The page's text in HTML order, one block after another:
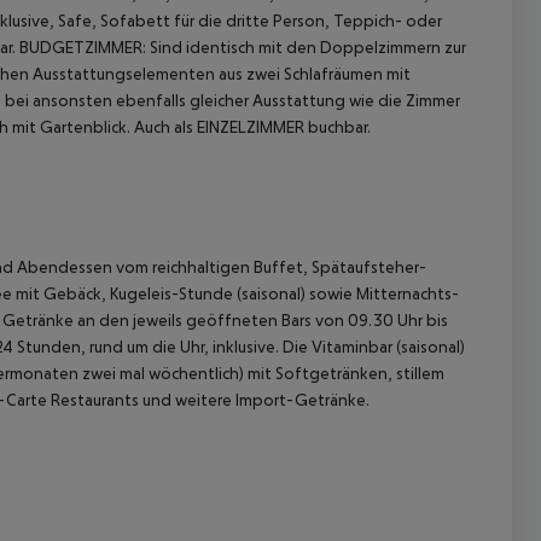
Safe, Sofabett für die dritte Person, Teppich- oder
BUDGETZIMMER: Sind identisch mit den Doppelzimmern zur
Ausstattungselementen aus zwei Schlafräumen mit
bei ansonsten ebenfalls gleicher Ausstattung wie die Zimmer
mit Gartenblick. Auch als EINZELZIMMER buchbar.
Abendessen vom reichhaltigen Buffet, Spätaufsteher-
mit Gebäck, Kugeleis-Stunde (saisonal) sowie Mitternachts-
an den jeweils geöffneten Bars von 09.30 Uhr bis
Stunden, rund um die Uhr, inklusive. Die Vitaminbar (saisonal)
zwei mal wöchentlich) mit Softgetränken, stillem
Restaurants und weitere Import-Getränke.